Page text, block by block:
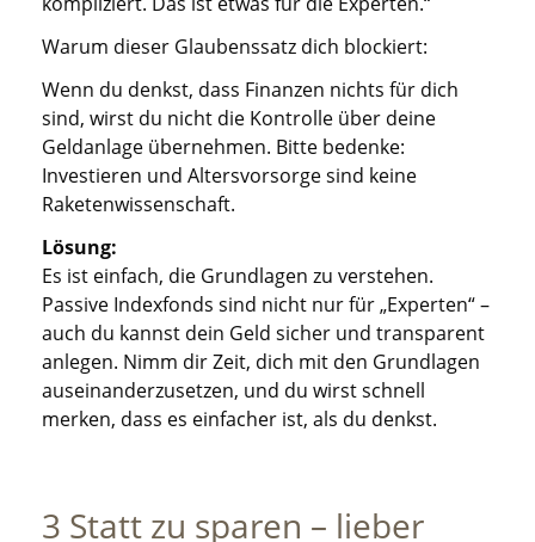
Warum dieser Glaubenssatz dich blockiert:
Wenn du denkst, dass Finanzen nichts für dich
sind, wirst du nicht die Kontrolle über deine
Geldanlage übernehmen. Bitte bedenke:
Investieren und Altersvorsorge sind keine
Raketenwissenschaft.
Lösung:
Es ist einfach, die Grundlagen zu verstehen.
Passive Indexfonds sind nicht nur für „Experten“ –
auch du kannst dein Geld sicher und transparent
anlegen. Nimm dir Zeit, dich mit den Grundlagen
auseinanderzusetzen, und du wirst schnell
merken, dass es einfacher ist, als du denkst.
3 Statt zu sparen – lieber